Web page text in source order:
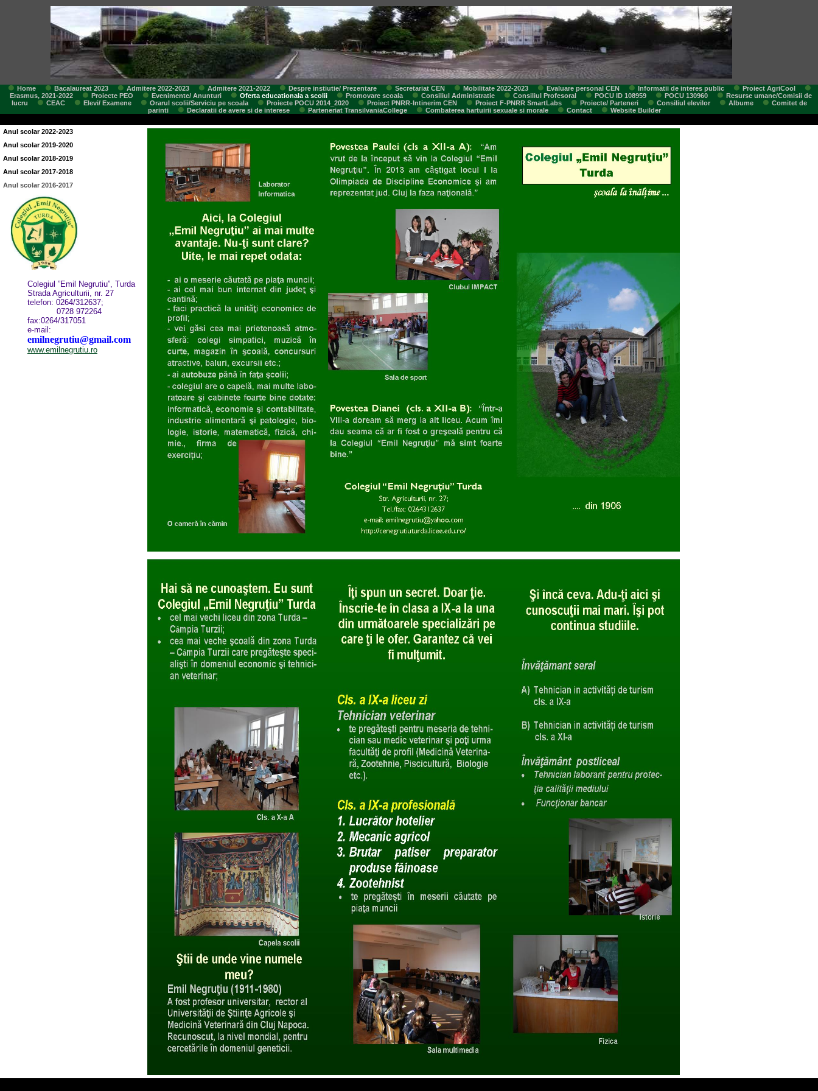
Home Bacalaureat 2023 Admitere 2022-2023 Admitere 2021-2022 Despre instiutie/ Prezentare Secretariat CEN Mobilitate 2022-2023 Evaluare personal CEN Informatii de interes public
Proiect AgriCool
Erasmus, 2021-2022
Proiecte PEO Evenimente/ Anunturi Oferta educationala a scolii Promovare scoala Consiliul Administratie Consiliul Profesoral POCU ID 108959 POCU 130960
Resurse umane/Comisii de
lucru
CEAC Elevi/ Examene Orarul scolii/Serviciu pe scoala Proiecte POCU 2014_2020 Proiect PNRR-Intinerim CEN Proiect F-PNRR SmartLabs Proiecte/ Parteneri Consiliul elevilor Albume
Comitet de
parinti
Declaratii de avere si de interese Parteneriat TransilvaniaCollege Combaterea hartuirii sexuale si morale Contact Website Builder
Anul scolar 2022-2023
Anul scolar 2019-2020
Anul scolar 2018-2019
Anul scolar 2017-2018
Anul scolar 2016-2017
Colegiul ”Emil Negrutiu”, Turda
Strada Agriculturii, nr. 27
telefon: 0264/312637;
0728 972264
fax:0264/317051
e-mail:
emilnegrutiu@gmail.com
www.emilnegrutiu.ro